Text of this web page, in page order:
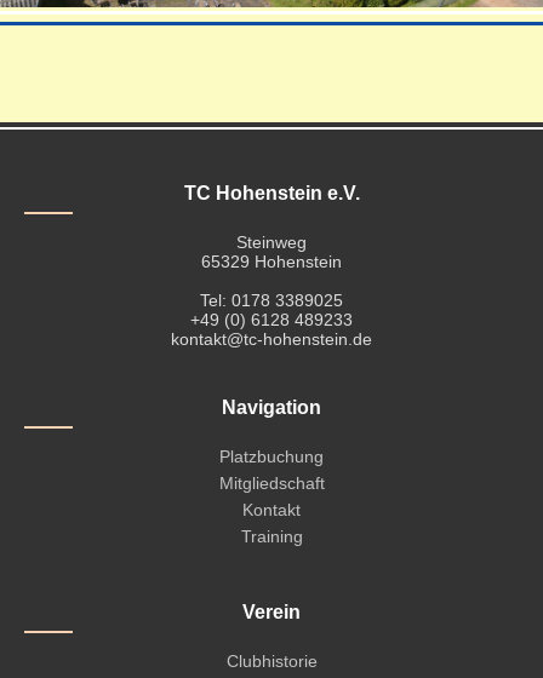
TC Hohenstein e.V.
Steinweg
65329 Hohenstein
Tel: 0178 3389025
+49 (0) 6128 489233
kontakt@tc-hohenstein.de
Navigation
Platzbuchung
Mitgliedschaft
Kontakt
Training
Verein
Clubhistorie